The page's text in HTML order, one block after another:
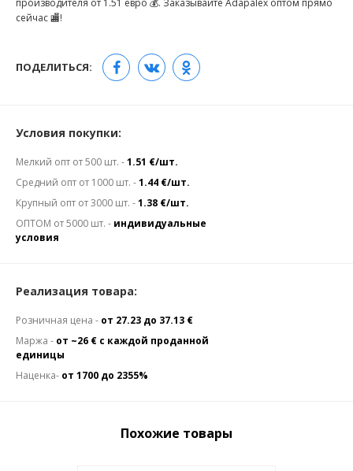
производителя от 1.51 евро 💰. Заказывайте Adapalex оптом прямо
сейчас 🏬!
ПОДЕЛИТЬСЯ:
Условия покупки:
Мелкий опт от 500 шт. -1.51 €/шт.
Средний опт от 1000 шт. -1.44 €/шт.
Крупный опт от 3000 шт. -1.38 €/шт.
ОПТОМ от 5000 шт. - индивидуальные
условия
Реализация товара:
Розничная цена - от 27.23 до 37.13 €
Маржа - от ~26 € с каждой проданной
единицы
Наценка- от 1700 до 2355%
Похожие товары